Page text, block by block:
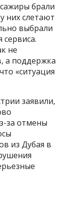
брали
них слетают
выбрали
сервиса.
не
а поддержка
«ситуация
заявили,
за отмены
из Дубая в